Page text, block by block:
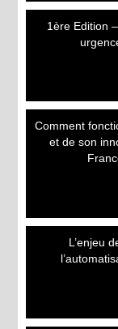
1ère Edition
Comment
et de son
L’enjeu